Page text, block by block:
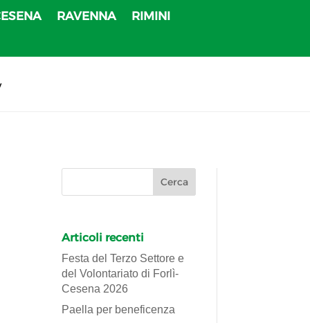
RAVENNA RIMINI
Articoli recenti
Festa del Terzo Settore e
del Volontariato di Forlì-
Cesena 2026
Paella per beneficenza